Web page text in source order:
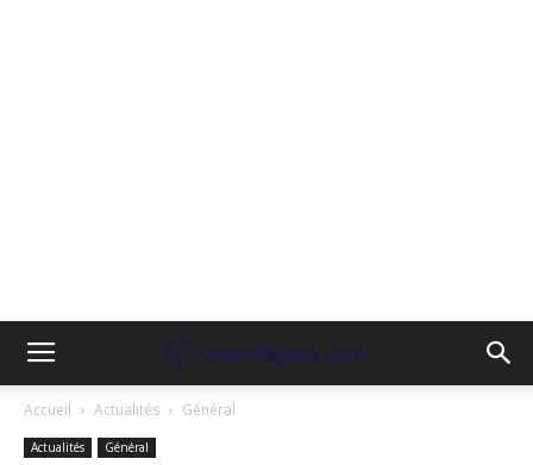
Accueil Actualités Général
Actualités Général